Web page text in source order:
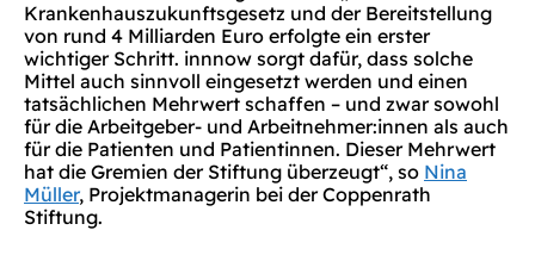
Krankenhauszukunftsgesetz und der Bereitstellung
von rund 4 Milliarden Euro erfolgte ein erster
wichtiger Schritt. innnow sorgt dafür, dass solche
Mittel auch sinnvoll eingesetzt werden und einen
tatsächlichen Mehrwert schaffen – und zwar sowohl
für die Arbeitgeber- und Arbeitnehmer:innen als auch
für die Patienten und Patientinnen. Dieser Mehrwert
hat die Gremien der Stiftung überzeugt“, so Nina
Müller, Projektmanagerin bei der Coppenrath
Stiftung.